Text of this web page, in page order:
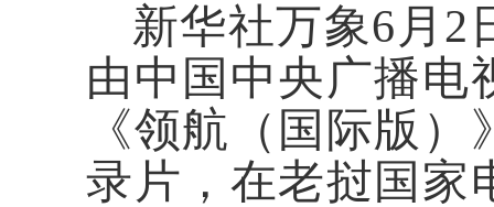
新华社万象6月
由中国中央广播电
《领航（国际版
录片，在老挝国家